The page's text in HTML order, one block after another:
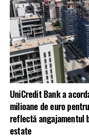
UniCredit Bank a
milioane de euro
reflectă angajamentul
estate